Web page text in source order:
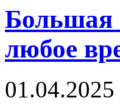
Большая
любое
01.04.2025